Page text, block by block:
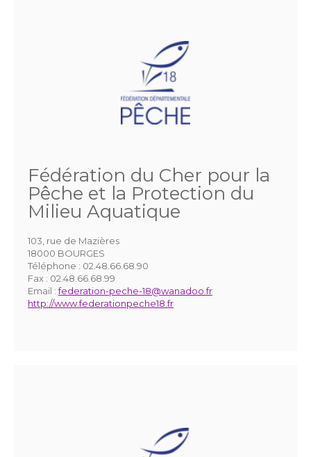
Fédération du Cher pour la
Pêche et la Protection du
Milieu Aquatique
103, rue de Mazières
18000 BOURGES
Téléphone : 02.48.66.68.90
Fax : 02.48.66.68.99
Email :federation-peche-18@wanadoo.fr
http://www.federationpeche18.fr